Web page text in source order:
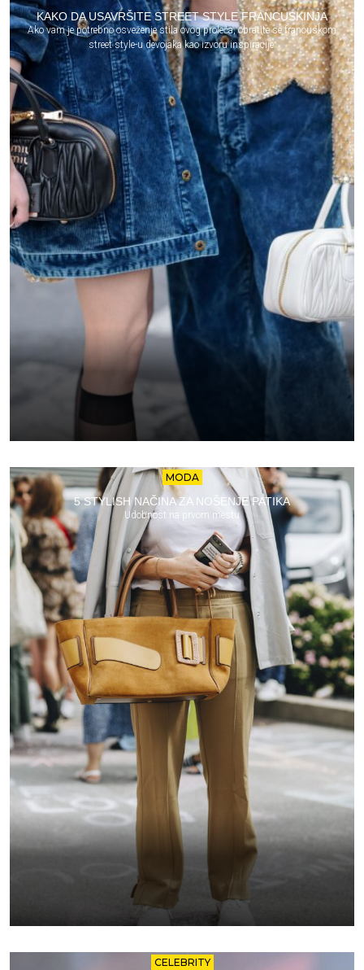
KAKO DA USAVRŠITE STREET STYLE FRANCUSKINJA
Ako vam je potrebno osveženje stila ovog proleća, obratite se francuskom
street style-u devojaka kao izvoru inspiracije.
MODA
5 STYLISH NAČINA ZA NOŠENJE PATIKA
Udobnost na prvom mestu
CELEBRITY